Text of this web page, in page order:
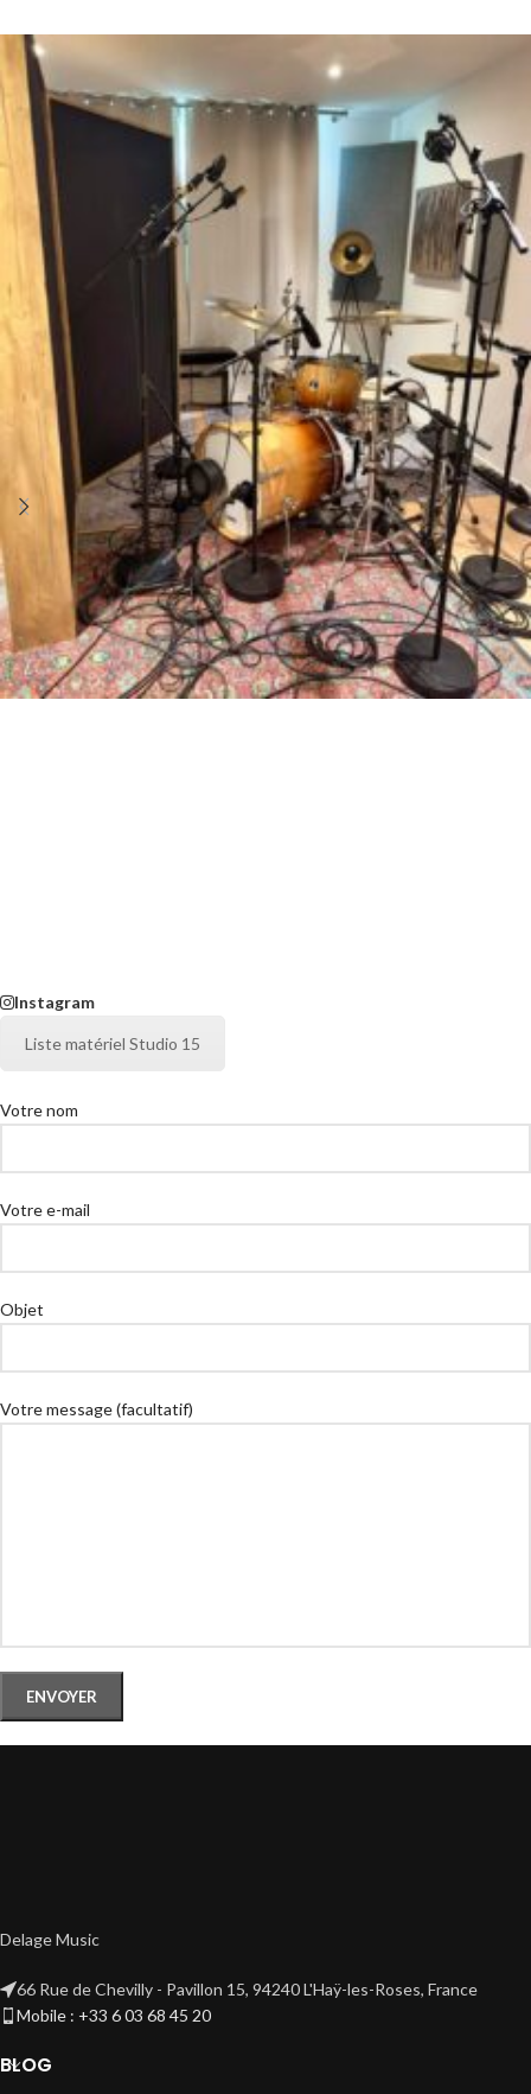
Instagram
Liste matériel Studio 15
Votre nom
Votre e-mail
Objet
Votre message (facultatif)
Delage Music
66 Rue de Chevilly - Pavillon 15, 94240 L'Haÿ-les-Roses, France
Mobile : +33 6 03 68 45 20
BLOG